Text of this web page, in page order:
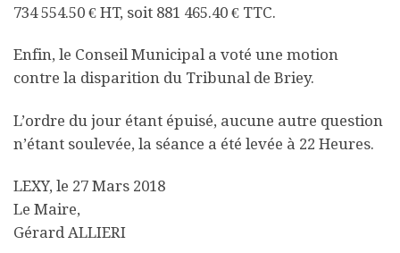
734 554.50 € HT, soit 881 465.40 € TTC.
Enfin, le Conseil Municipal a voté une motion
contre la disparition du Tribunal de Briey.
L’ordre du jour étant épuisé, aucune autre question
n’étant soulevée, la séance a été levée à 22 Heures.
LEXY, le 27 Mars 2018
Le Maire,
Gérard ALLIERI